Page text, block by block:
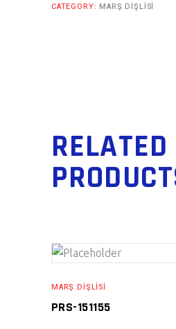
CATEGORY: MARŞ DIŞLISI
RELATED
MARŞ DIŞLISI
PRS-151155